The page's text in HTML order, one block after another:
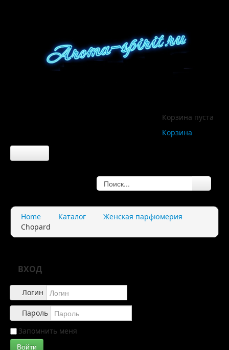
Корзина пуста
Корзина
О нас
Доставка
Обзоры
Каталог
Контакты
Home Каталог
Женская парфюмерия
Chopard
ВХОД
Логин
Пароль
Запомнить меня
Войти